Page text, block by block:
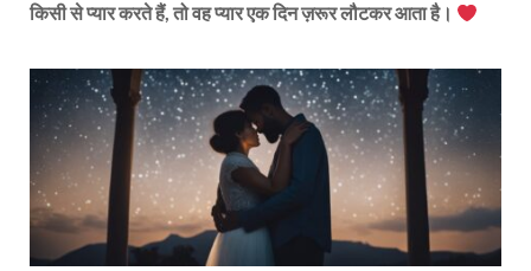
किसी से प्यार करते हैं, तो वह प्यार एक दिन ज़रूर लौटकर आता है।